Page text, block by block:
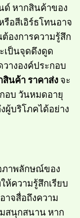
ด์ หากสินค้าของ
อสีเอิร์ธโทนอาจ
องการความรู้สึก
เป็นจุดดึงดูด
างองค์ประกอบ
นค้า ราคาส่ง จะ
อบ วันหมดอายุ
ผู้บริโภคได้อย่าง
ภาพลักษณ์ของ
ห้ความรู้สึกเรียบ
าจสื่อถึงความ
สนุกสนาน หาก